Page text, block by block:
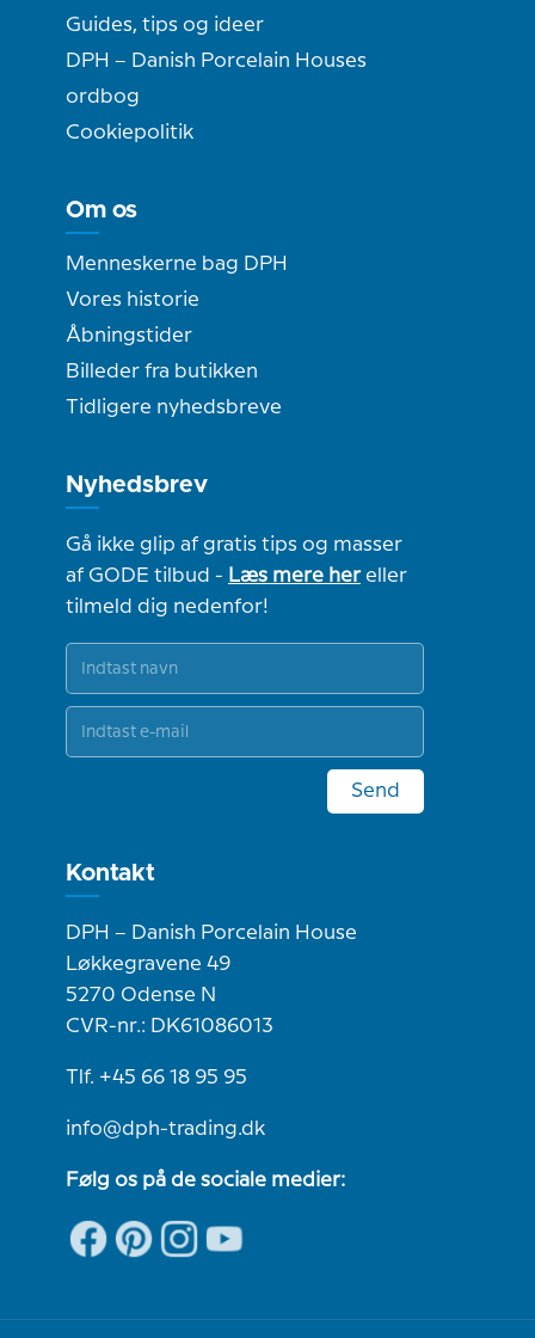
Guides, tips og ideer
DPH – Danish Porcelain Houses
ordbog
Cookiepolitik
Om os
Menneskerne bag DPH
Vores historie
Åbningstider
Billeder fra butikken
Tidligere nyhedsbreve
Nyhedsbrev
Gå ikke glip af gratis tips og masser
af GODE tilbud - Læs mere hereller
tilmeld dig nedenfor!
Send
Kontakt
DPH – Danish Porcelain House
Løkkegravene 49
5270 Odense N
CVR-nr.: DK61086013
Tlf. +45 66 18 95 95
info@dph-trading.dk
Følg os på de sociale medier: